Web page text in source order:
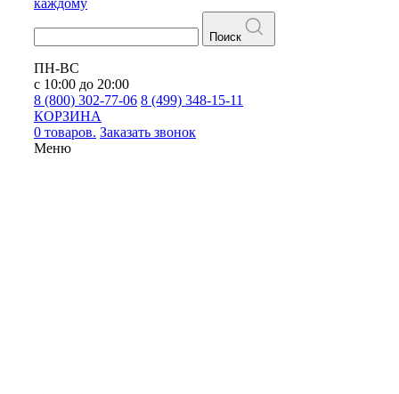
каждому
Поиск
ПН-ВС
с 10:00 до 20:00
8 (800) 302-77-06 8 (499) 348-15-11
КОРЗИНА
0 товаров. Заказать звонок
Меню